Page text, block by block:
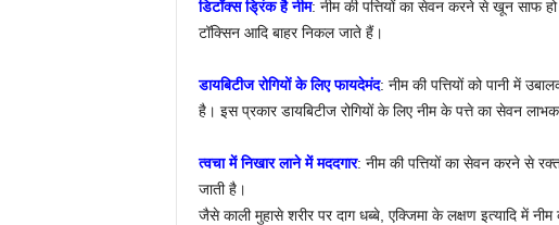
डिटॉक्स ड्रिंक है नीम: नीम की पत्तियों का सेवन करने से खून साफ हो
टॉक्सिन आदि बाहर निकल जाते हैं।
डायबिटीज रोगियों के लिए फायदेमंद: नीम की पत्तियों को पानी में
है। इस प्रकार डायबिटीज रोगियों के लिए नीम के पत्ते का सेवन
त्वचा में निखार लाने में मददगार: नीम की पत्तियों का सेवन करने से
जाती है।
जैसे काली मुहासे शरीर पर दाग धब्बे, एक्जिमा के लक्षण इत्यादि में